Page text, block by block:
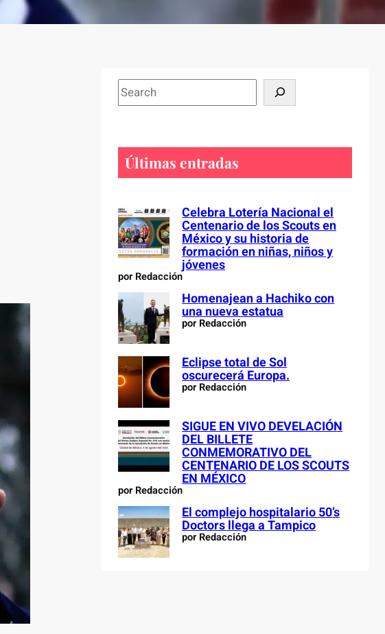
S
e
h
Últimas entradas
Celebra Lotería Nacional el
Centenario de los Scouts en
México y su historia de
formación en niñas, niños y
jóvenes
por Redacción
Homenajean a Hachiko con
una nueva estatua
por Redacción
Eclipse total de Sol
oscurecerá Europa.
por Redacción
SIGUE EN VIVO DEVELACIÓN
DEL BILLETE
CONMEMORATIVO DEL
CENTENARIO DE LOS SCOUTS
EN MÉXICO
por Redacción
El complejo hospitalario 50’s
Doctors llega a Tampico
por Redacción